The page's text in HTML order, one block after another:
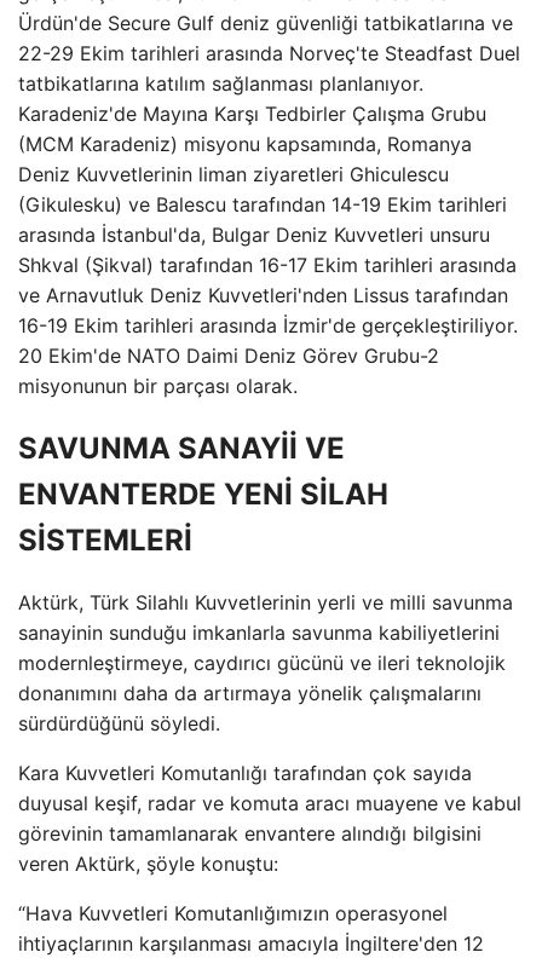
Ürdün'de Secure Gulf deniz güvenliği tatbikatlarına ve
22-29 Ekim tarihleri ​​arasında Norveç'te Steadfast Duel
tatbikatlarına katılım sağlanması planlanıyor.
Karadeniz'de Mayına Karşı Tedbirler Çalışma Grubu
(MCM Karadeniz) misyonu kapsamında, Romanya
Deniz Kuvvetlerinin liman ziyaretleri Ghiculescu
(Gikulesku) ve Balescu tarafından 14-19 Ekim tarihleri ​​
arasında İstanbul'da, Bulgar Deniz Kuvvetleri unsuru
Shkval (Şikval) tarafından 16-17 Ekim tarihleri ​​arasında
ve Arnavutluk Deniz Kuvvetleri'nden Lissus tarafından
16-19 Ekim tarihleri ​​arasında İzmir'de gerçekleştiriliyor.
20 Ekim'de NATO Daimi Deniz Görev Grubu-2
misyonunun bir parçası olarak.
SAVUNMA SANAYİİ VE
ENVANTERDE YENİ SİLAH
SİSTEMLERİ
Aktürk, Türk Silahlı Kuvvetlerinin yerli ve milli savunma
sanayinin sunduğu imkanlarla savunma kabiliyetlerini
modernleştirmeye, caydırıcı gücünü ve ileri teknolojik
donanımını daha da artırmaya yönelik çalışmalarını
sürdürdüğünü söyledi.
Kara Kuvvetleri Komutanlığı tarafından çok sayıda
duyusal keşif, radar ve komuta aracı muayene ve kabul
görevinin tamamlanarak envantere alındığı bilgisini
veren Aktürk, şöyle konuştu:
“Hava Kuvvetleri Komutanlığımızın operasyonel
ihtiyaçlarının karşılanması amacıyla İngiltere'den 12